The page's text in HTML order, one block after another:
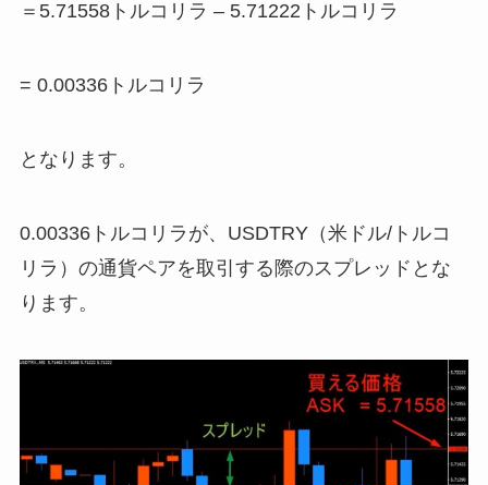
＝5.71558トルコリラ – 5.71222トルコリラ
= 0.00336トルコリラ
となります。
0.00336トルコリラが、USDTRY（米ドル/トルコ
リラ）の通貨ペアを取引する際のスプレッドとな
ります。